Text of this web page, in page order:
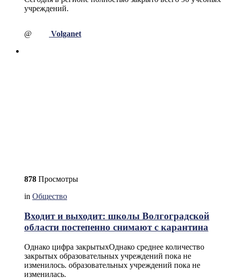
учреждений.
@ Volganet
878 Просмотры
in Общество
Входит и выходит: школы Волгоградской
области постепенно снимают с карантина
Однако цифра закрытыхОднако среднее количество
закрытых образовательных учреждений пока не
изменилось. образовательных учреждений пока не
изменилась.